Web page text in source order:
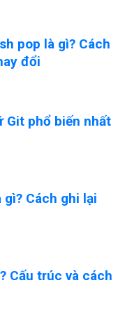
pop là gì? Cách
đổi
Git phổ biến nhất
Cách ghi lại
Cấu trúc và cách